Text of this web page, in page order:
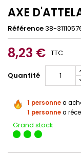
AXE
Référence38-
8,23 € TTC
Quantité
1 personnea
1 personnea
Grand stock